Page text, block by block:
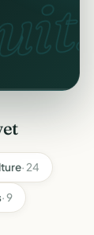
· 24
· 9